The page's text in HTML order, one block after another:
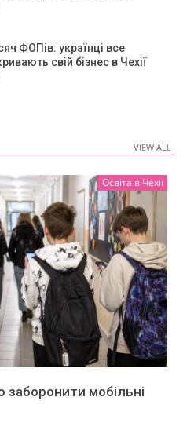
ФОПів: українці все
свій бізнес в Чехії
VIEW ALL
Освіта в Чехії
заборонити мобільні
VIEW ALL